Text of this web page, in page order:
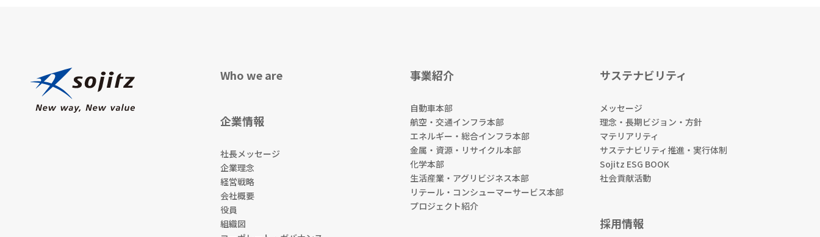
Who we are
企業情報
社長メッセージ
企業理念
経営戦略
会社概要
役員
組織図
事業紹介
自動車本部
航空・交通インフラ本部
エネルギー・総合インフラ本部
金属・資源・リサイクル本部
化学本部
生活産業・アグリビジネス本部
リテール・コンシューマーサービス本部
プロジェクト紹介
サステナビリティ
メッセージ
理念・長期ビジョン・方針
マテリアリティ
サステナビリティ推進・実行体制
Sojitz ESG BOOK
社会貢献活動
採用情報